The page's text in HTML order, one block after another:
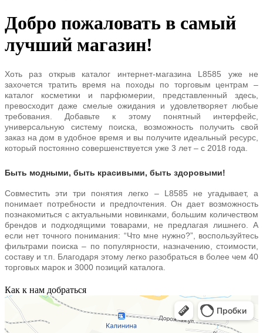
Добро пожаловать в самый
лучший магазин!
Хоть раз открыв каталог интернет-магазина L8585 уже не
захочется тратить время на походы по торговым центрам –
каталог косметики и парфюмерии, представленный здесь,
превосходит даже смелые ожидания и удовлетворяет любые
требования. Добавьте к этому понятный интерфейс,
универсальную систему поиска, возможность получить свой
заказ на дом в удобное время и вы получите идеальный ресурс,
который постоянно совершенствуется уже 3 лет – с 2018 года.
Быть модными, быть красивыми, быть здоровыми!
Совместить эти три понятия легко – L8585 не угадывает, а
понимает потребности и предпочтения. Он дает возможность
познакомиться с актуальными новинками, большим количеством
брендов и подходящими товарами, не предлагая лишнего. А
если нет точного понимания: “Что мне нужно?”, воспользуйтесь
фильтрами поиска – по популярности, назначению, стоимости,
составу и т.п. Благодаря этому легко разобраться в более чем 40
торговых марок и 3000 позиций каталога.
Как к нам добраться